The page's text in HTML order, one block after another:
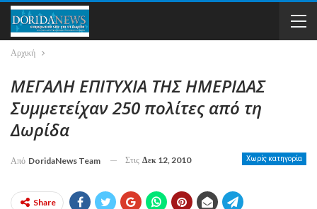
Αρχική
ΜΕΓΑΛΗ ΕΠΙΤΥΧΙΑ ΤΗΣ ΗΜΕΡΙΔΑΣ
Συμμετείχαν 250 πολίτες από τη
Δωρίδα
Χωρίς κατηγορία
Από DoridaNews Team Στις Δεκ 12, 2010
Share